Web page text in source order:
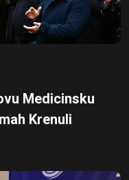
Medicinsku
Krenuli